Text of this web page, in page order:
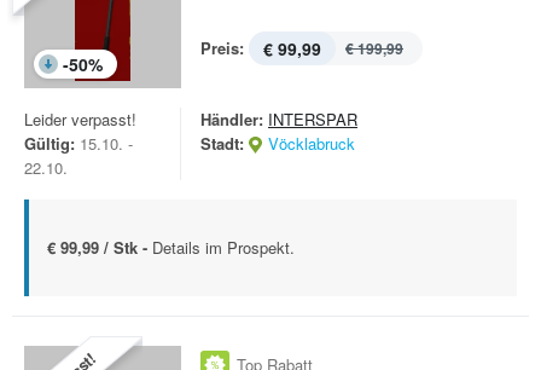
-50%
Preis: € 99,99 € 199,99
Leider verpasst!
Gültig: 15.10. -
22.10.
Händler: INTERSPAR
Stadt:
Vöcklabruck
€ 99,99 / Stk - Details im Prospekt.
Top Rabatt